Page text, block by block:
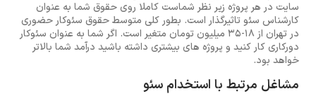
سایت در هر پروژه زیر نظر شماست کاملا روی حقوق شما به عنوان
کارشناس سئو تاثیرگذار است. بطور کلی متوسط حقوق سئوکار حضوری
در تهران از 18-35 میلیون تومان متغیر است. اگر شما به عنوان سئوکار
دورکاری کار کنید و پروژه های بیشتری داشته باشید درآمد شما بالاتر
خواهد بود.
مشاغل مرتبط با استخدام سئو